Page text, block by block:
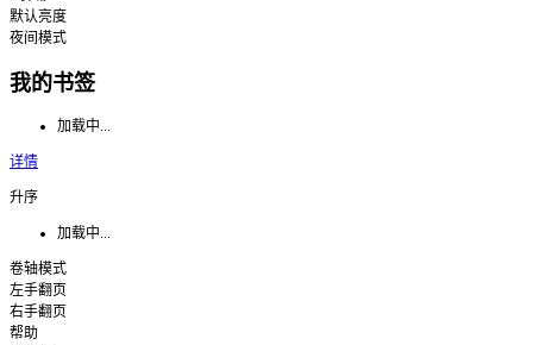
默认亮度
夜间模式
我的书签
加载中...
详情
升序
加载中...
卷轴模式
左手翻页
右手翻页
帮助